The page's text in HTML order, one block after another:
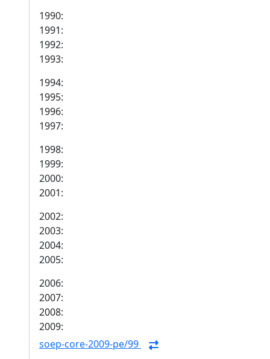
1990:
1991:
1992:
1993:
1994:
1995:
1996:
1997:
1998:
1999:
2000:
2001:
2002:
2003:
2004:
2005:
2006:
2007:
2008:
2009:
soep-core-2009-pe/99